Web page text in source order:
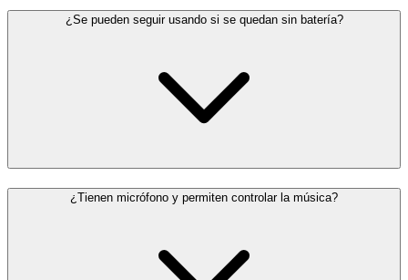
¿Se pueden seguir usando si se quedan sin batería?
¿Tienen micrófono y permiten controlar la música?